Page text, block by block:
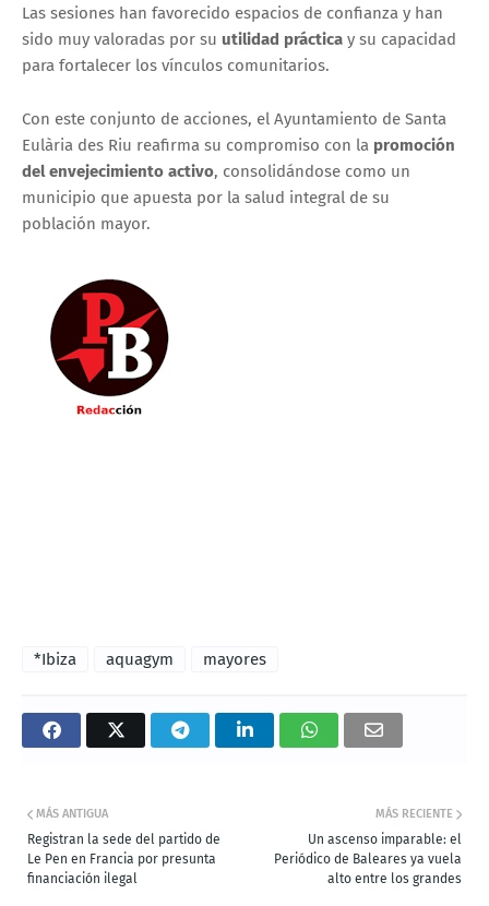
Las sesiones han favorecido espacios de confianza y han
sido muy valoradas por su utilidad práctica y su capacidad
para fortalecer los vínculos comunitarios.
Con este conjunto de acciones, el Ayuntamiento de Santa
Eulària des Riu reafirma su compromiso con la promoción
del envejecimiento activo, consolidándose como un
municipio que apuesta por la salud integral de su
población mayor.
*Ibiza aquagym mayores
MÁS RECIENTE
Un ascenso imparable: el
Periódico de Baleares ya vuela
alto entre los grandes
MÁS ANTIGUA
Registran la sede del partido de
Le Pen en Francia por presunta
financiación ilegal